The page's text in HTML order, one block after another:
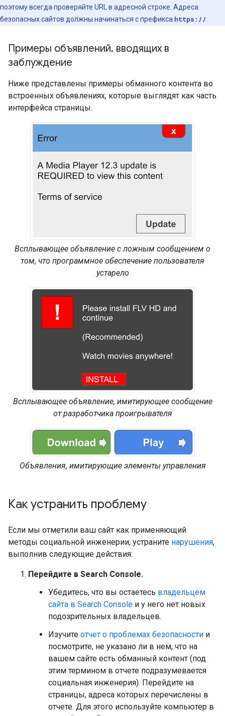
поэтому всегда проверяйте URL в адресной строке. Адреса
безопасных сайтов должны начинаться с префикса https://.
Примеры объявлений, вводящих в
заблуждение
Ниже представлены примеры обманного контента во
встроенных объявлениях, которые выглядят как часть
интерфейса страницы.
Всплывающее объявление с ложным сообщением о
том, что программное обеспечение пользователя
устарело
Всплывающее объявление, имитирующее сообщение
от разработчика проигрывателя
Объявления, имитирующие элементы управления
Как устранить проблему
Если мы отметили ваш сайт как применяющий
методы социальной инженерии, устраните нарушения,
выполнив следующие действия:
Перейдите в Search Console.
Убедитесь, что вы остаетесь владельцем
сайта в Search Console и у него нет новых
подозрительных владельцев.
Изучите отчет о проблемах безопасности и
посмотрите, не указано ли в нем, что на
вашем сайте есть обманный контент (под
этим термином в отчете подразумевается
социальная инженерия). Перейдите на
страницы, адреса которых перечислены в
отчете. Для этого используйте компьютер в